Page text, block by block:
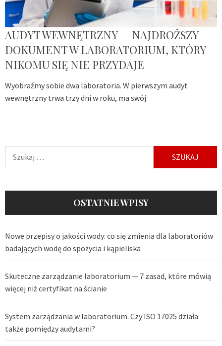
AUDYT WEWNĘTRZNY — NAJDROŻSZY
DOKUMENT W LABORATORIUM, KTÓRY
NIKOMU SIĘ NIE PRZYDAJE
Wyobraźmy sobie dwa laboratoria. W pierwszym audyt
wewnętrzny trwa trzy dni w roku, ma swój
OSTATNIE WPISY
Nowe przepisy o jakości wody: co się zmienia dla laboratoriów
badających wodę do spożycia i kąpieliska
Skuteczne zarządzanie laboratorium — 7 zasad, które mówią
więcej niż certyfikat na ścianie
System zarządzania w laboratorium. Czy ISO 17025 działa
także pomiędzy audytami?